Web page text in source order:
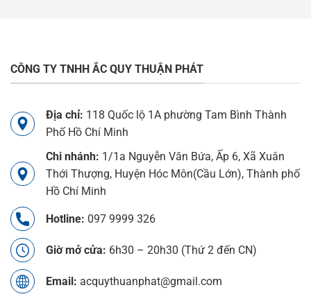
CÔNG TY TNHH ẮC QUY THUẬN PHÁT
Địa chỉ: 118 Quốc lộ 1A phường Tam Bình Thành
Phố Hồ Chí Minh
Chi nhánh: 1/1a Nguyễn Văn Bứa, Ấp 6, Xã Xuân
Thới Thượng, Huyện Hóc Môn(Cầu Lớn), Thành phố
Hồ Chí Minh
Hotline: 097 9999 326
Giờ mở cửa: 6h30 – 20h30 (Thứ 2 đến CN)
Email: acquythuanphat@gmail.com